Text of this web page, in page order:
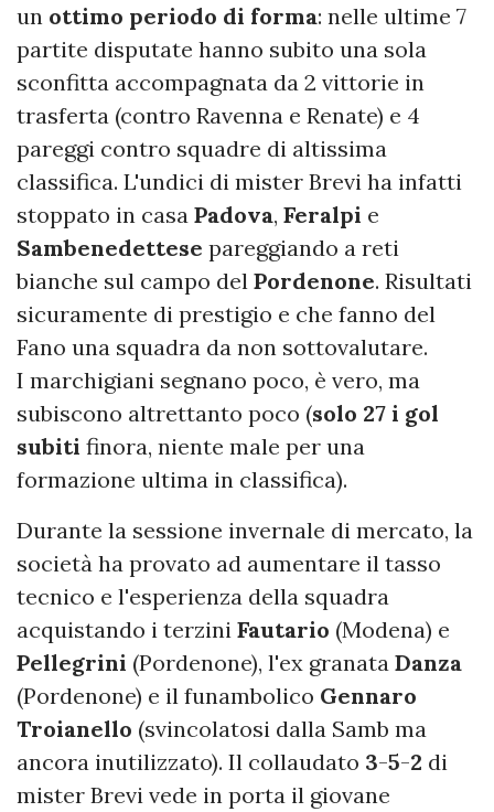
un ottimo periodo di forma: nelle ultime 7
partite disputate hanno subito una sola
sconfitta accompagnata da 2 vittorie in
trasferta (contro Ravenna e Renate) e 4
pareggi contro squadre di altissima
classifica. L'undici di mister Brevi ha infatti
stoppato in casa Padova, Feralpi e
Sambenedettese pareggiando a reti
bianche sul campo del Pordenone. Risultati
sicuramente di prestigio e che fanno del
Fano una squadra da non sottovalutare.
I marchigiani segnano poco, è vero, ma
subiscono altrettanto poco (solo 27 i gol
subiti finora, niente male per una
formazione ultima in classifica).
Durante la sessione invernale di mercato, la
società ha provato ad aumentare il tasso
tecnico e l'esperienza della squadra
acquistando i terzini Fautario (Modena) e
Pellegrini (Pordenone), l'ex granata Danza
(Pordenone) e il funambolico Gennaro
Troianello (svincolatosi dalla Samb ma
ancora inutilizzato). Il collaudato 3-5-2 di
mister Brevi vede in porta il giovane